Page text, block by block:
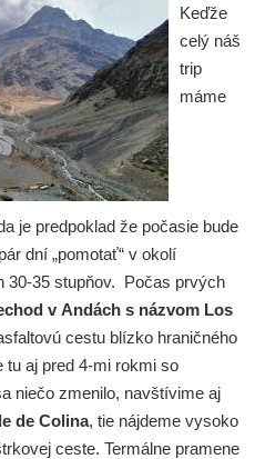
Keďže
celý náš
trip
máme
je predpoklad že počasie bude
dní „pomotať“ v okolí
30-35 stupňov. Počas prvých
v Andách s názvom Los
cestu blízko hraničného
tu aj pred 4-mi rokmi so
niečo zmenilo, navštívime aj
de Colina, tie nájdeme vysoko
ceste. Termálne pramene